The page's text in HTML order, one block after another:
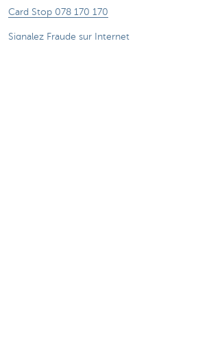
Card Stop 078 170 170
Signalez Fraude sur Internet